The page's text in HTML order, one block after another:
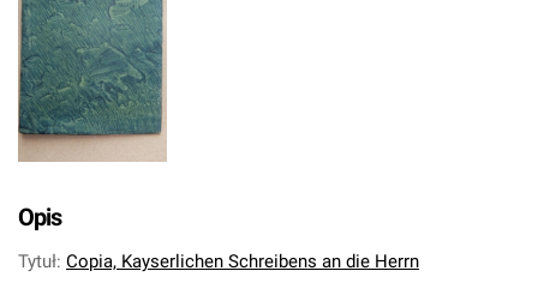
Opis
Tytuł: Copia, Kayserlichen Schreibens an die Herrn